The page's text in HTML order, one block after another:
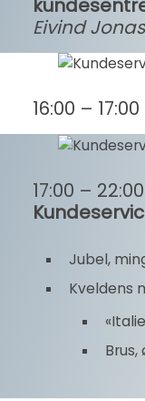
Eivind
16:00 –
17:00 –
Jubel,
Kveldens
Brus,